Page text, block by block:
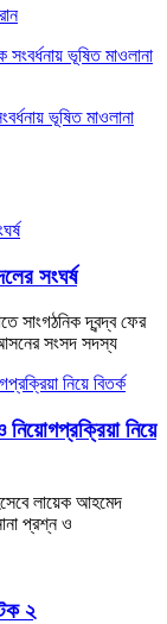
ভূষিত মাওলানা
সংঘর্ষ
সাংগঠনিক দ্বন্দ্ব ফের
আসনের সংসদ সদস্য
নিয়ে
লায়েক আহমেদ
প্রশ্ন ও
২